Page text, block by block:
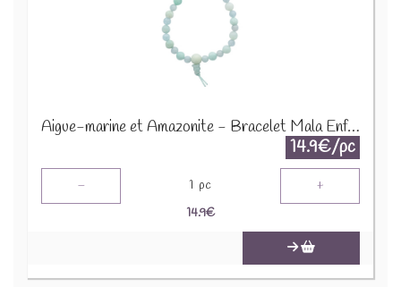
Aigue-marine et Amazonite - Bracelet Mala Enfant 68994
14.9€/pc
- 1 pc +
14.9€